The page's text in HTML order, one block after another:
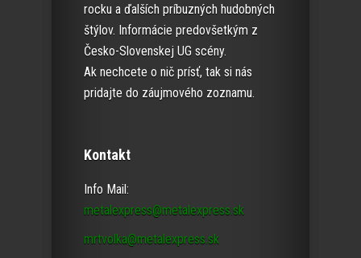
rocku a ďalších príbuzných hudobných
štýlov. Informácie predovšetkým z
Česko-Slovenskej UG scény.
Ak nechcete o nič prísť, tak si nás
pridajte do záujmového zoznamu.
Kontakt
Info Mail:
metalexpress@metalexpress.sk
mrtvolka@metalexpress.sk